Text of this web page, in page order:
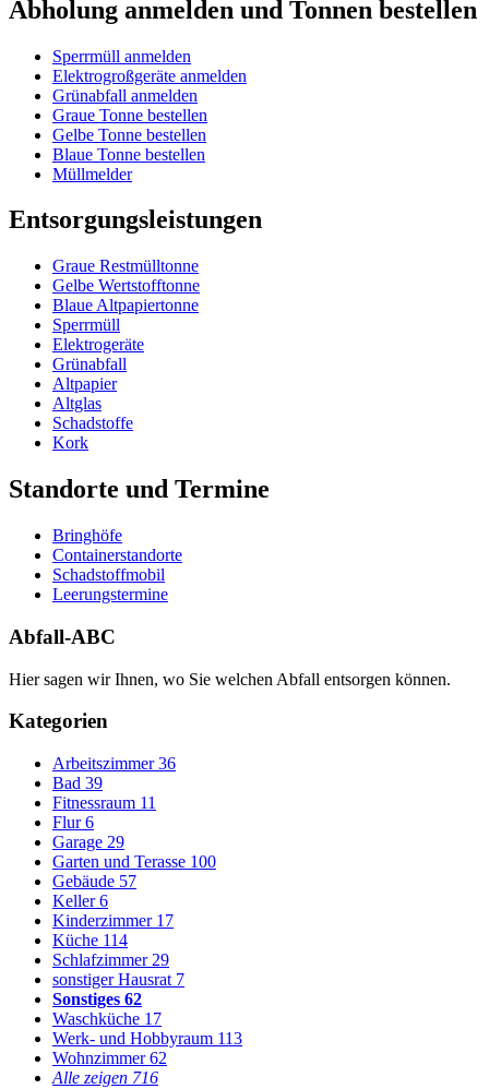
Abholung anmelden und Tonnen bestellen
Sperrmüll anmelden
Elektrogroßgeräte anmelden
Grünabfall anmelden
Graue Tonne bestellen
Gelbe Tonne bestellen
Blaue Tonne bestellen
Müllmelder
Entsorgungsleistungen
Graue Restmülltonne
Gelbe Wertstofftonne
Blaue Altpapiertonne
Sperrmüll
Elektrogeräte
Grünabfall
Altpapier
Altglas
Schadstoffe
Kork
Standorte und Termine
Bringhöfe
Containerstandorte
Schadstoffmobil
Leerungstermine
Abfall-ABC
Hier sagen wir Ihnen, wo Sie welchen Abfall entsorgen können.
Kategorien
Arbeitszimmer36
Bad 39
Fitnessraum 11
Flur6
Garage 29
Garten und Terasse 100
Gebäude 57
Keller6
Kinderzimmer 17
Küche 114
Schlafzimmer 29
sonstiger Hausrat 7
Sonstiges 62
Waschküche 17
Werk- und Hobbyraum 113
Wohnzimmer62
Alle zeigen 716